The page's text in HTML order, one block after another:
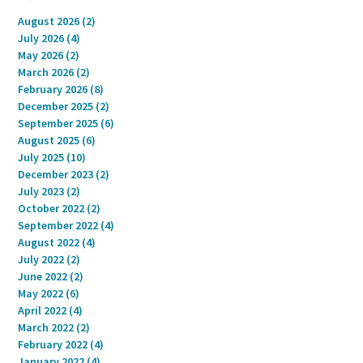
August 2026 (2)
July 2026 (4)
May 2026 (2)
March 2026 (2)
February 2026 (8)
December 2025 (2)
September 2025 (6)
August 2025 (6)
July 2025 (10)
December 2023 (2)
July 2023 (2)
October 2022 (2)
September 2022 (4)
August 2022 (4)
July 2022 (2)
June 2022 (2)
May 2022 (6)
April 2022 (4)
March 2022 (2)
February 2022 (4)